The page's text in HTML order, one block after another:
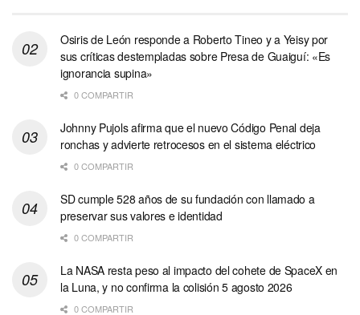
Osiris de León responde a Roberto Tineo y a Yeisy por
sus críticas destempladas sobre Presa de Guaiguí: «Es
ignorancia supina»
0 COMPARTIR
Johnny Pujols afirma que el nuevo Código Penal deja
ronchas y advierte retrocesos en el sistema eléctrico
0 COMPARTIR
SD cumple 528 años de su fundación con llamado a
preservar sus valores e identidad
0 COMPARTIR
La NASA resta peso al impacto del cohete de SpaceX en
la Luna, y no confirma la colisión 5 agosto 2026
0 COMPARTIR